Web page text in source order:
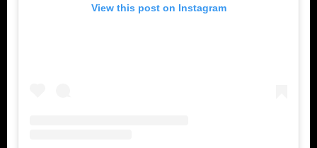
View this post on Instagram